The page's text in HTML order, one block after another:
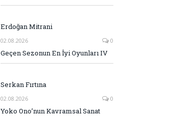
Erdoğan Mitrani
02.08.2026 0
Geçen Sezonun En İyi Oyunları IV
Serkan Fırtına
02.08.2026 0
Yoko Ono’nun Kavramsal Sanat